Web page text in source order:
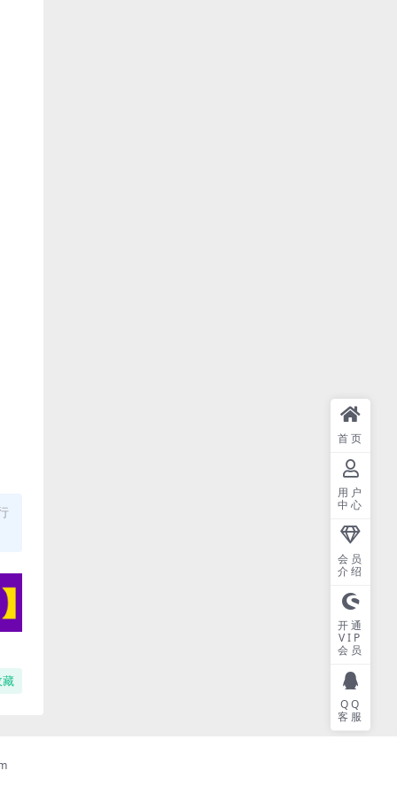
藏
首页
用户
中心
会员
介绍
开通
VIP
会员
QQ
客服